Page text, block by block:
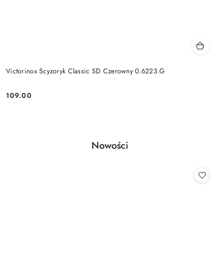
Victorinox Scyzoryk Classic SD Czerowny 0.6223.G
Cena:
109.00
Pomiń karuzelę produktów
Produkty
Nowości